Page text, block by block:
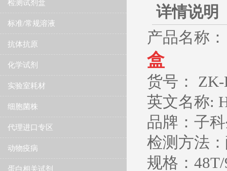
检测试剂盒
标准/常规溶液
抗体抗原
化学试剂
实验室耗材
细胞菌株
代理进口专区
动物疫病
蛋白相关试剂
详情说明
产品名称
盒
货号： ZK-
英文名称:
品牌：子
检测方法
规格：